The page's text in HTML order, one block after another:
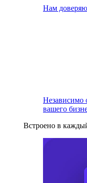
Нам
Независимо
вашего
Встроено в